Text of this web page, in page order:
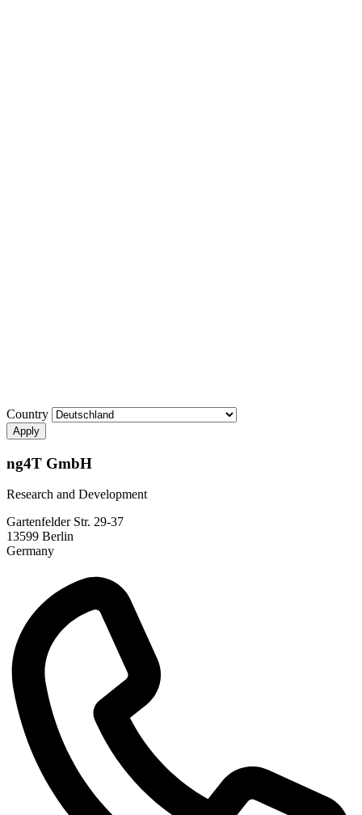
Country
Apply
ng4T GmbH
Research and Development
Gartenfelder Str. 29-37
13599 Berlin
Germany